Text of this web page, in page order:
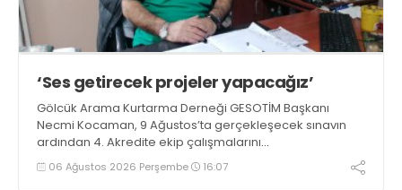
‘Ses getirecek projeler yapacağız’
Gölcük Arama Kurtarma Derneği GESOTİM Başkanı
Necmi Kocaman, 9 Ağustos’ta gerçekleşecek sınavın
ardından 4. Akredite ekip çalışmalarını
tamamlayacaklarını ifade ederek açıklamalarda
bulundu. Kocaman, “Gölcük’te ve Kocaeli genelinde ses
06 Ağustos 2026 Perşembe 16:07